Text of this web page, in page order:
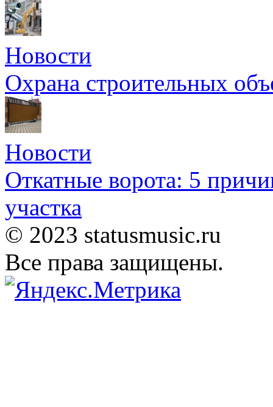
Новости
Охрана строительных
Новости
Откатные ворота: 5
участка
© 2023 statusmusic.ru
Все права защищены.